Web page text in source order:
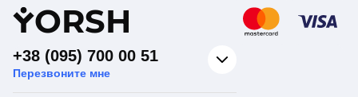
YORSH
+38 (095) 700 00 51
Перезвоните мне